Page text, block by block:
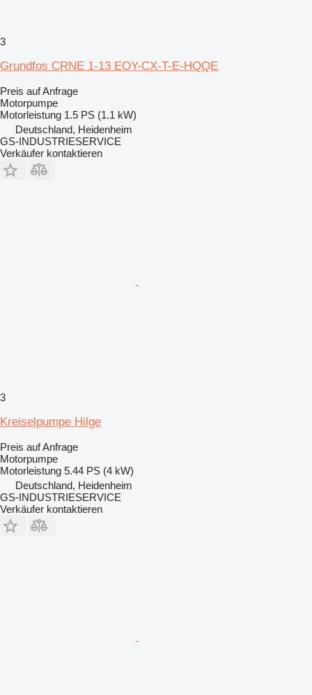
3
Grundfos CRNE 1-13 EOY-CX-T-E-HQQE
Preis auf Anfrage
Motorpumpe
Motorleistung 1.5 PS (1.1 kW)
Deutschland, Heidenheim
GS-INDUSTRIESERVICE
Verkäufer kontaktieren
3
Kreiselpumpe Hilge
Preis auf Anfrage
Motorpumpe
Motorleistung 5.44 PS (4 kW)
Deutschland, Heidenheim
GS-INDUSTRIESERVICE
Verkäufer kontaktieren